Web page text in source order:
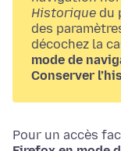
Historique du
des
décochez la
mode de
Conserver
Pour un accès